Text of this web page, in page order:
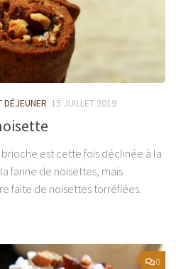
DÉJEUNER 15 JUILLET 2019
est cette fois déclinée à la
farine de noisettes, mais
faite de noisettes torréfiées.
0